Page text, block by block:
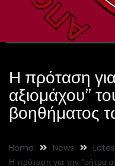
Η πρόταση
αξιομάχου”
βοηθήματος
Home News
Η πρόταση για την “ρήτρα